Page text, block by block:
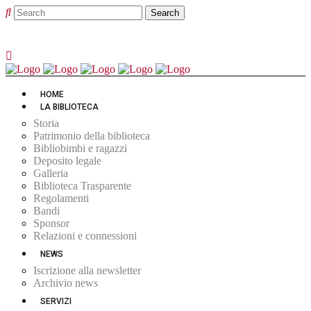
HOME
LA BIBLIOTECA
Storia
Patrimonio della biblioteca
Bibliobimbi e ragazzi
Deposito legale
Galleria
Biblioteca Trasparente
Regolamenti
Bandi
Sponsor
Relazioni e connessioni
NEWS
Iscrizione alla newsletter
Archivio news
SERVIZI